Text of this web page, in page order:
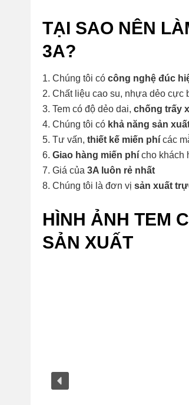
TẠI SAO NÊN
3A?
Chúng tôi có công nghệ đúc
Chất liệu cao su, nhựa dẻo cực
Tem có độ dẻo dai, chống trấy
Chúng tôi có khả năng sản
Tư vấn, thiết kế miến phí các
Giao hàng miến phí cho khách
Giá của 3A luôn rẻ nhất
Chúng tôi là đơn vị sản xuất
HÌNH ẢNH TEM
SẢN XUẤT